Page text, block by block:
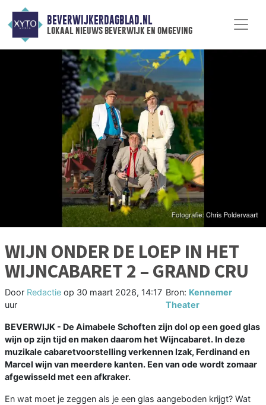
BEVERWIJKERDAGBLAD.NL
lokaal nieuws beverwijk en omgeving
WIJN ONDER DE LOEP IN HET
WIJNCABARET 2 – GRAND CRU
Door Redactie op 30 maart 2026, 14:17
uur
Bron: Kennemer
Theater
BEVERWIJK - De Aimabele Schoften zijn dol op een goed glas
wijn op zijn tijd en maken daarom het Wijncabaret. In deze
muzikale cabaretvoorstelling verkennen Izak, Ferdinand en
Marcel wijn van meerdere kanten. Een van ode wordt zomaar
afgewisseld met een afkraker.
En wat moet je zeggen als je een glas aangeboden krijgt? Wat